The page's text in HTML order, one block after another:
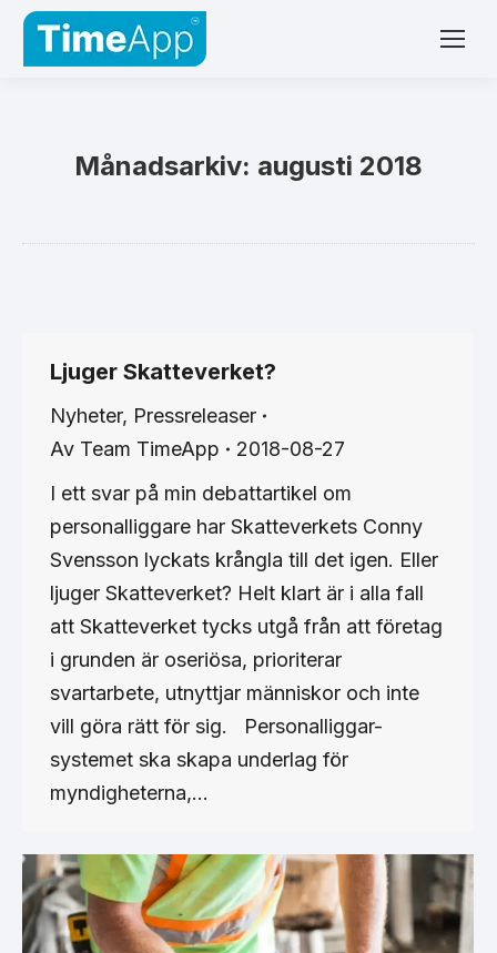
Månadsarkiv: augusti 2018
Ljuger Skatteverket?
Nyheter, Pressreleaser
Av Team TimeApp
2018-08-27
I ett svar på min debattartikel om
personalliggare har Skatteverkets Conny
Svensson lyckats krångla till det igen. Eller
ljuger Skatteverket? Helt klart är i alla fall
att Skatteverket tycks utgå från att företag
i grunden är oseriösa, prioriterar
svartarbete, utnyttjar människor och inte
vill göra rätt för sig. Personalliggar-
systemet ska skapa underlag för
myndigheterna,…